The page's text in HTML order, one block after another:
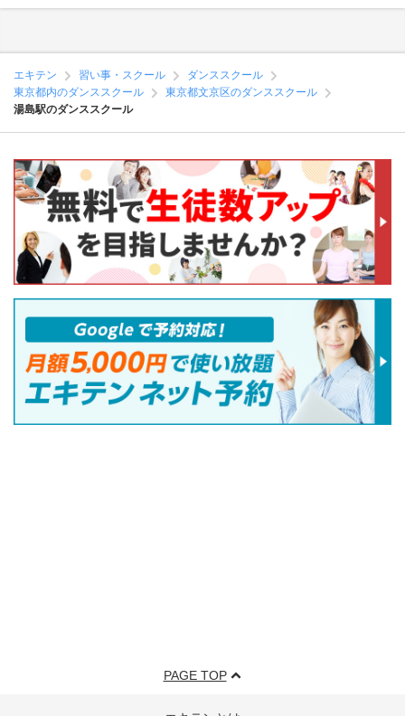
エキテン 習い事・スクール
ダンススクール
東京都内のダンススクール
東京都文京区のダンススクール
湯島駅のダンススクール
PAGE TOP